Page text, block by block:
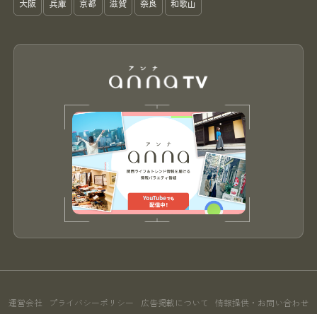
大阪 兵庫 京都 滋賀 奈良 和歌山
運営会社 プライバシーポリシー 広告掲載について 情報提供・お問い合わせ